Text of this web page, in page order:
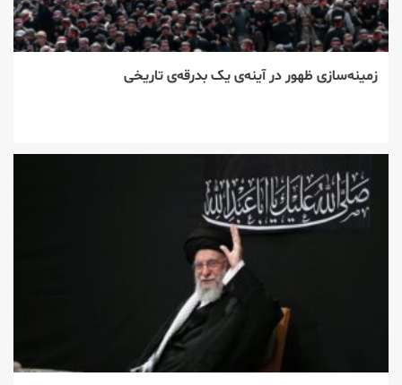
زمینه‌سازی ظهور در آینه‌ی یک بدرقه‌ی تاریخی